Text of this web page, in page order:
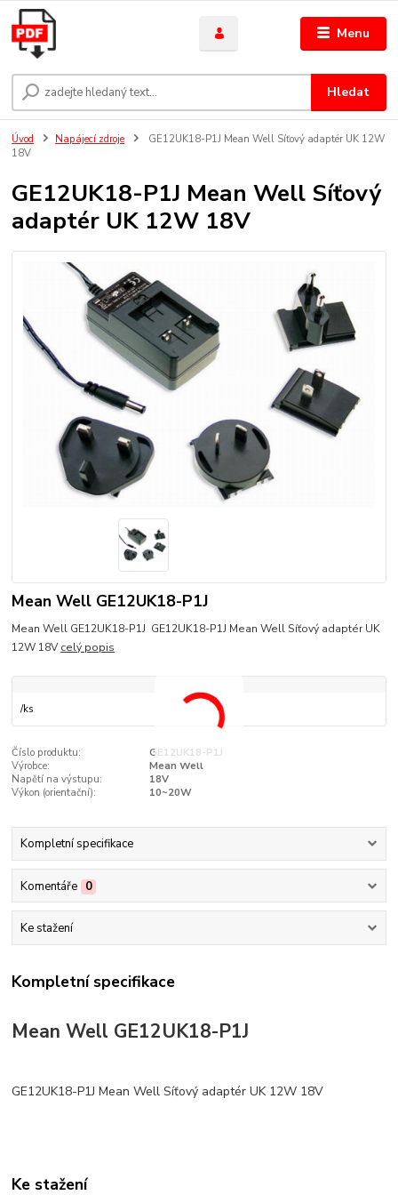
Menu
Hledat
Úvod Napájecí zdroje
GE12UK18-P1J Mean Well Síťový adaptér UK 12W
18V
GE12UK18-P1J Mean Well Síťový
adaptér UK 12W 18V
Mean Well GE12UK18-P1J
Mean Well GE12UK18-P1J GE12UK18-P1J Mean Well Síťový adaptér UK
12W 18Vcelý popis
/ks
Číslo produktu:
GE12UK18-P1J
Výrobce:
Mean Well
Napětí na výstupu:
18V
Výkon (orientační):
10~20W
Kompletní specifikace
Komentáře 0
Ke stažení
Kompletní specifikace
Mean Well GE12UK18-P1J
GE12UK18-P1J Mean Well Síťový adaptér UK 12W 18V
Ke stažení